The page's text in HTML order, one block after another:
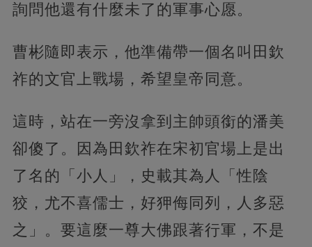
詢問他還有什麼未了的軍事心愿。
曹彬隨即表示，他準備帶一個名叫田欽
祚的文官上戰場，希望皇帝同意。
這時，站在一旁沒拿到主帥頭銜的潘美
卻傻了。因為田欽祚在宋初官場上是出
了名的「小人」，史載其為人「性陰
狡，尤不喜儒士，好狎侮同列，人多惡
之」。要這麼一尊大佛跟著行軍，不是